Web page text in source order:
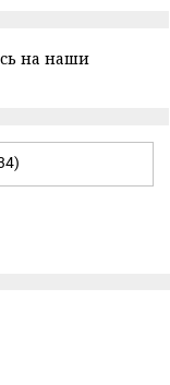
на наши